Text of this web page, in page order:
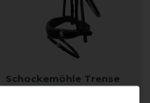
Schockemöhle Trense